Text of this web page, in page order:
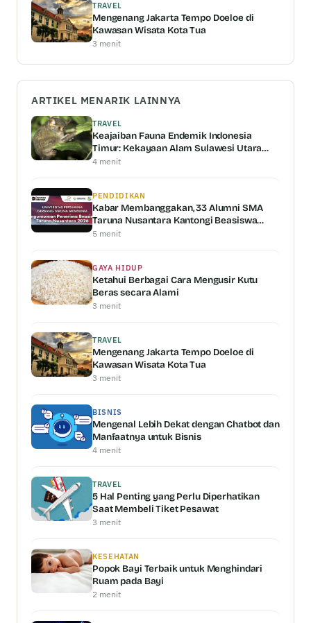
TRAVEL
Mengenang Jakarta Tempo Doeloe di
Kawasan Wisata Kota Tua
3 menit
ARTIKEL MENARIK LAINNYA
TRAVEL
Keajaiban Fauna Endemik Indonesia
Timur: Kekayaan Alam Sulawesi Utara
dan Nusa Tenggara
4 menit
PENDIDIKAN
Kabar Membanggakan, 33 Alumni SMA
Taruna Nusantara Kantongi Beasiswa
Universitas Pertamina
5 menit
GAYA HIDUP
Ketahui Berbagai Cara Mengusir Kutu
Beras secara Alami
3 menit
TRAVEL
Mengenang Jakarta Tempo Doeloe di
Kawasan Wisata Kota Tua
3 menit
BISNIS
Mengenal Lebih Dekat dengan Chatbot dan
Manfaatnya untuk Bisnis
4 menit
TRAVEL
5 Hal Penting yang Perlu Diperhatikan
Saat Membeli Tiket Pesawat
3 menit
KESEHATAN
Popok Bayi Terbaik untuk Menghindari
Ruam pada Bayi
2 menit